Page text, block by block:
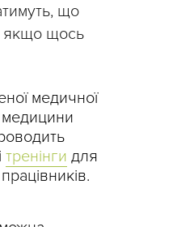
що
якщо щось
медичної
тренінги для